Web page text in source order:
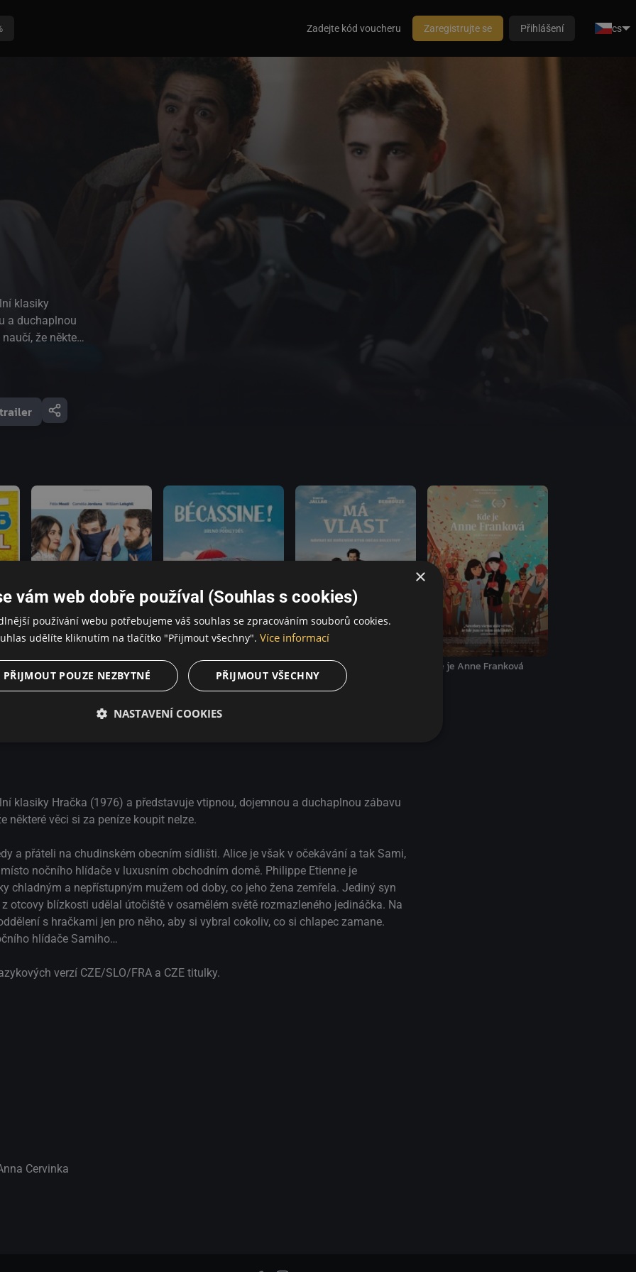
Zadejte kód voucheru Zaregistrujte se Přihlášení cs
klasiky
a duchaplnou
že některé
sídlišti.
Alexander,
udělal
Na
s
si chlapec
nočního
Někdo to rád zahalené Bécassine !
Má vlast
Kde je Anne Franková
klasiky Hračka (1976) a představuje vtipnou, dojemnou a duchaplnou zábavu
některé věci si za peníze koupit nelze.
a přáteli na chudinském obecním sídlišti. Alice je však v očekávání a tak Sami,
nočního hlídače v luxusním obchodním domě. Philippe Etienne je
chladným a nepřístupným mužem od doby, co jeho žena zemřela. Jediný syn
otcovy blízkosti udělal útočiště v osamělém světě rozmazleného jedináčka. Na
s hračkami jen pro něho, aby si vybral cokoliv, co si chlapec zamane.
hlídače Samiho…
verzí CZE/SLO/FRA a CZE titulky.
Cervinka
×
vám web dobře používal (Souhlas s cookies)
používání webu potřebujeme váš souhlas se zpracováním souborů cookies.
udělíte kliknutím na tlačítko "Přijmout všechny". Více informací
PŘIJMOUT VŠECHNY
PŘIJMOUT POUZE NEZBYTNÉ
NASTAVENÍ COOKIES